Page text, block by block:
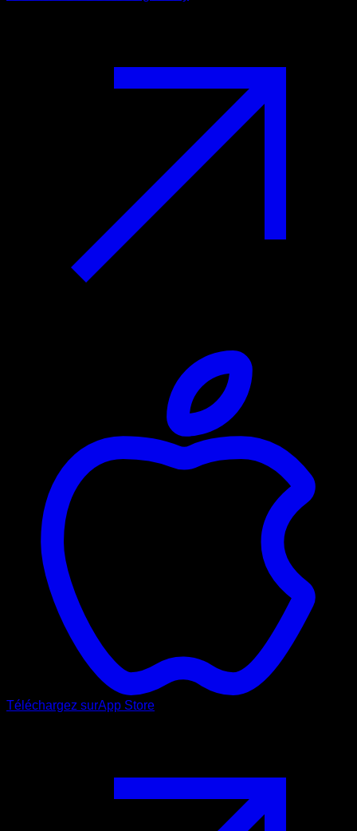
Téléchargez surApp Store